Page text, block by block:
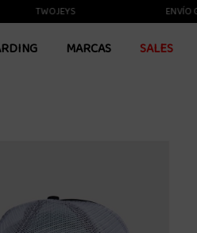
TWOJEYS ENVÍO
MARCAS SALES